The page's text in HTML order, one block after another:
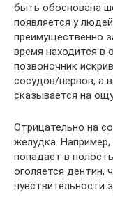
быть обоснована
появляется у
преимущественно
время находится в
позвоночник
сосудов/нервов, а
сказывается на
Отрицательно на
желудка.
попадает в
оголяется дентин,
чувствительности